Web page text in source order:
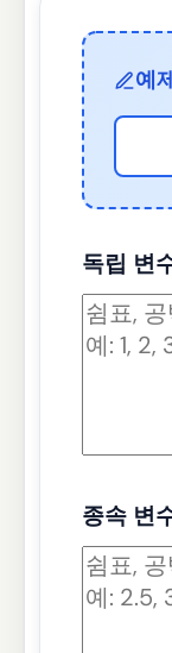
예
독립 변
종속 변